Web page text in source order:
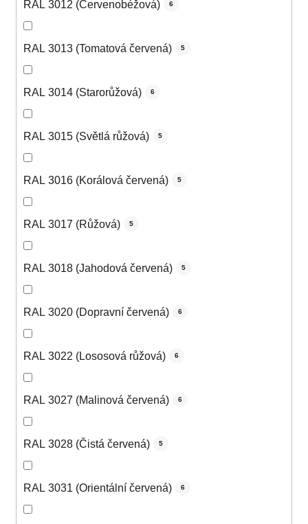
RAL 3012 (Červenobéžová) 6
RAL 3013 (Tomatová červená) 5
RAL 3014 (Starorůžová) 6
RAL 3015 (Světlá růžová) 5
RAL 3016 (Korálová červená) 5
RAL 3017 (Růžová) 5
RAL 3018 (Jahodová červená) 5
RAL 3020 (Dopravní červená) 6
RAL 3022 (Lososová růžová) 6
RAL 3027 (Malinová červená) 6
RAL 3028 (Čistá červená) 5
RAL 3031 (Orientální červená) 6